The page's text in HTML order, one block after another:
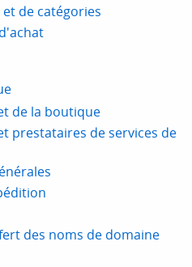
de catégories
de la boutique
prestataires de services de
des noms de domaine